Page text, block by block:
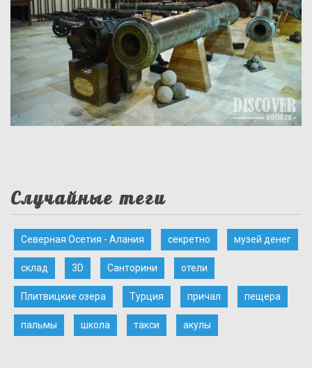
Случайные теги
Северная Осетия - Алания секретно музей денег
склад 3D Санторини отели
Плитвицкие озера Турция причал пещера
пальмы школа такси акулы